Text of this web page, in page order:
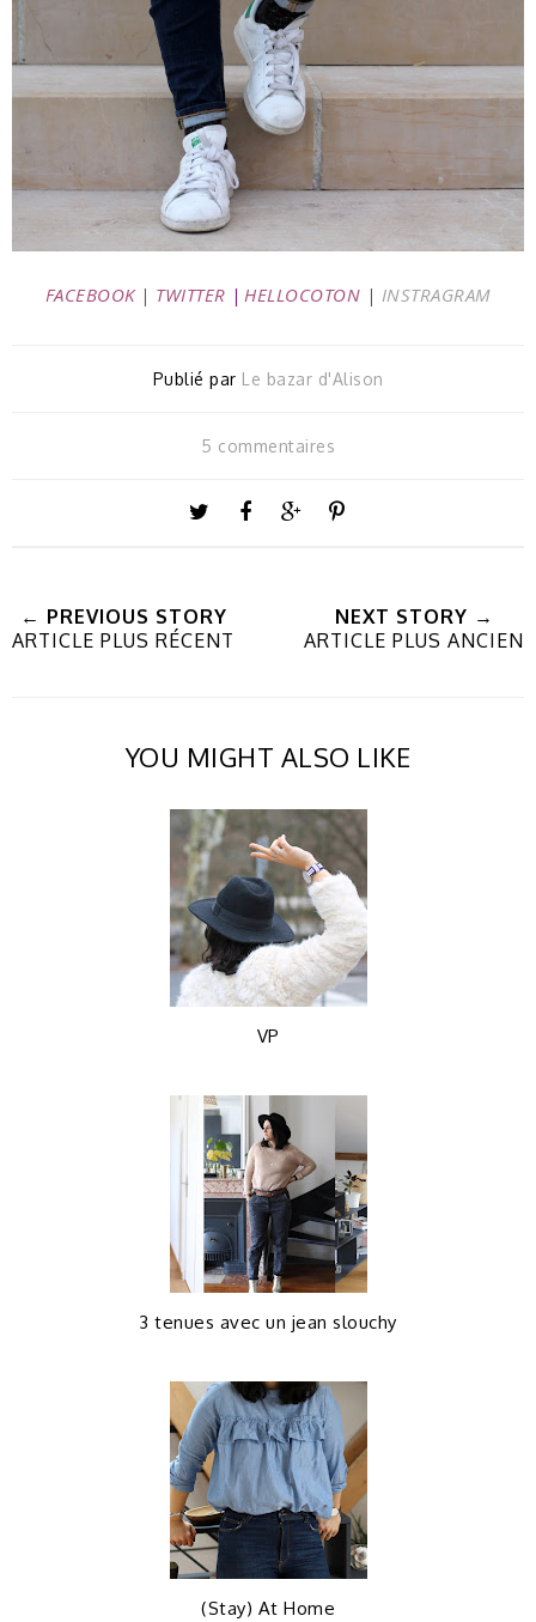
FACEBOOK| TWITTER | HELLOCOTON | INSTRAGRAM
Publié par Le bazar d'Alison
5 commentaires
← PREVIOUS STORY
ARTICLE PLUS RÉCENT
NEXT STORY →
ARTICLE PLUS ANCIEN
YOU MIGHT ALSO LIKE
VP
3 tenues avec un jean slouchy
(Stay) At Home